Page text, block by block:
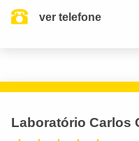
ver telefone
Laboratório Carlos